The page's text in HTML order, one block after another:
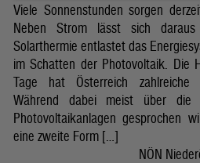
Viele Sonnenstunden sorgen
Neben Strom lässt sich daraus
Solarthermie entlastet das
im Schatten der Photovoltaik. Die
Tage hat Österreich zahlreiche
Während dabei meist über die
Photovoltaikanlagen gesprochen
eine zweite Form […]
NÖN